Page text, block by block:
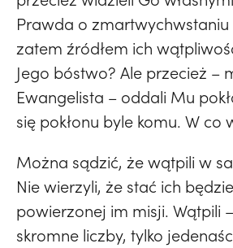
Prawda o zmartwychwstaniu
zatem źródłem ich
Jego bóstwo? Ale przecież –
Ewangelista – oddali Mu
się pokłonu byle komu. W co
Można sądzić, że wątpili w
Nie wierzyli, że stać ich
powierzonej im misji. Wątpili
skromne liczby, tylko